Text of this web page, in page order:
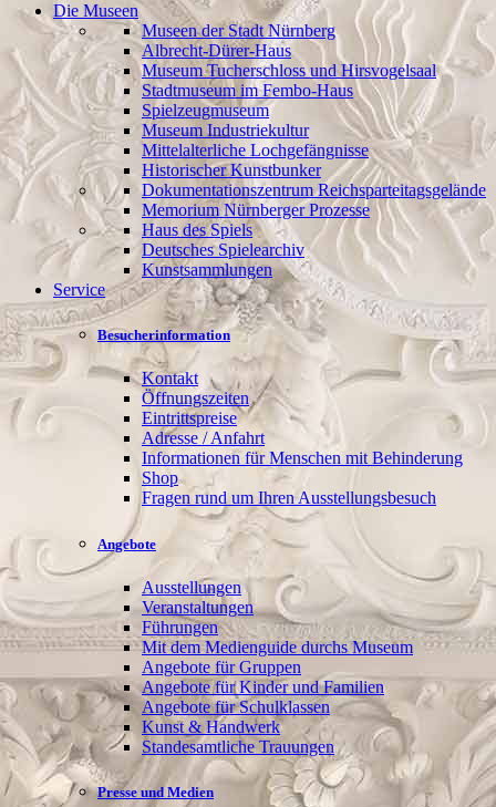
Die Museen
Museen der Stadt Nürnberg
Albrecht-Dürer-Haus
Museum Tucherschloss und Hirsvogelsaal
Stadtmuseum im Fembo-Haus
Spielzeugmuseum
Museum Industriekultur
Mittelalterliche Lochgefängnisse
Historischer Kunstbunker
Dokumentationszentrum Reichsparteitagsgelände
Memorium Nürnberger Prozesse
Haus des Spiels
Deutsches Spielearchiv
Kunstsammlungen
Service
Besucherinformation
Kontakt
Öffnungszeiten
Eintrittspreise
Adresse / Anfahrt
Informationen für Menschen mit Behinderung
Shop
Fragen rund um Ihren Ausstellungsbesuch
Angebote
Ausstellungen
Veranstaltungen
Führungen
Mit dem Medienguide durchs Museum
Angebote für Gruppen
Angebote für Kinder und Familien
Angebote für Schulklassen
Kunst & Handwerk
Standesamtliche Trauungen
Presse und Medien